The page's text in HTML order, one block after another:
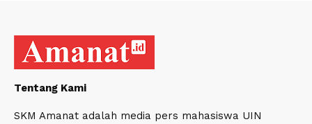
Tentang Kami
SKM Amanat adalah media pers mahasiswa UIN